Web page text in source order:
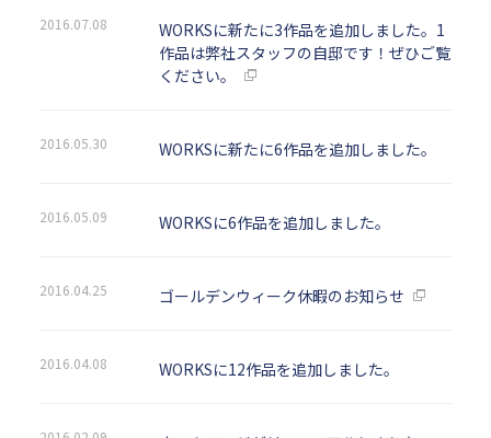
2016.07.08
WORKSに新たに3作品を追加しました。1
作品は弊社スタッフの自邸です！ぜひご覧
ください。
2016.05.30 WORKSに新たに6作品を追加しました。
2016.05.09 WORKSに6作品を追加しました。
2016.04.25 ゴールデンウィーク休暇のお知らせ
2016.04.08 WORKSに12作品を追加しました。